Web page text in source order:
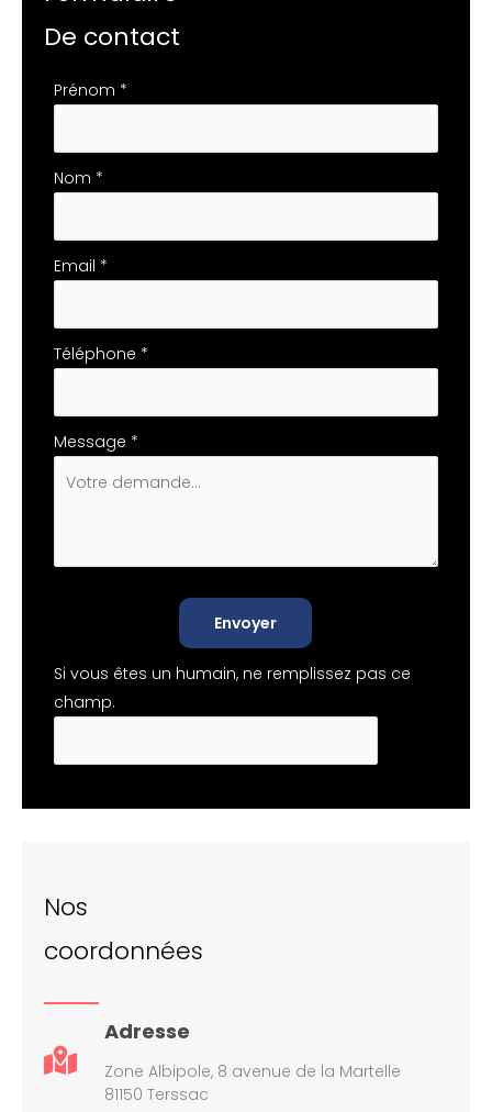
De contact
Formulaire
téléphone
Prénom *
Nom *
Email *
Téléphone *
Message *
Envoyer
Si vous êtes un humain, ne remplissez pas ce
champ.
Nos
coordonnées
Adresse
Zone Albipole, 8 avenue de la Martelle
81150 Terssac